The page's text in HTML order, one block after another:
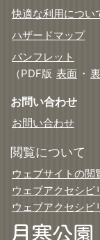
快適な利用につい
ハザードマップ
パンフレット
（PDF版 表面 ・
お問い合わせ
お問い合わせ
閲覧について
ウェブサイトの閲
ウェブアクセシビ
ウェブアクセシビ
月寒公園